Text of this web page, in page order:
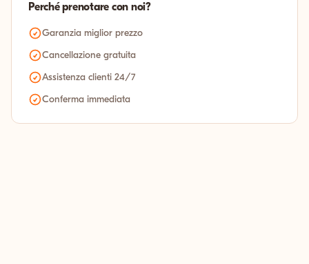
Perché prenotare con noi?
Garanzia miglior prezzo
Cancellazione gratuita
Assistenza clienti 24/7
Conferma immediata